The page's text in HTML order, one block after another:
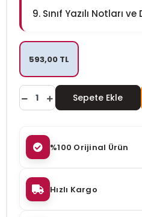
9. Sınıf Yazılı Notları
593,00 TL
Sepete Ekle
%100 Orijinal Ürün
Hızlı Kargo